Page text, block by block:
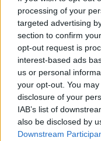
processing of your
targeted advertising
section to confirm
opt-out request is
interest-based ads
us or personal
your opt-out. You
disclosure of your
IAB’s list of
also be disclosed by
Downstream
Με ιδιαίτερη
της 18ης
Καπναποθήκες
συμμετέχει με το
Κατηγορία Εκδηλώσεις 04